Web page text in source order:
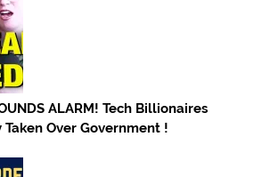
ALARM! Tech Billionaires
Over Government !